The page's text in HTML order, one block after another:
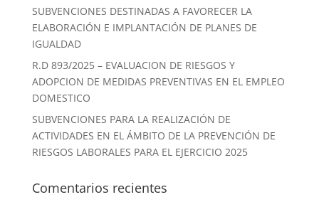
SUBVENCIONES DESTINADAS A FAVORECER LA
ELABORACIÓN E IMPLANTACIÓN DE PLANES DE
IGUALDAD
R.D 893/2025 – EVALUACION DE RIESGOS Y
ADOPCION DE MEDIDAS PREVENTIVAS EN EL EMPLEO
DOMESTICO
SUBVENCIONES PARA LA REALIZACIÓN DE
ACTIVIDADES EN EL ÁMBITO DE LA PREVENCIÓN DE
RIESGOS LABORALES PARA EL EJERCICIO 2025
Comentarios recientes